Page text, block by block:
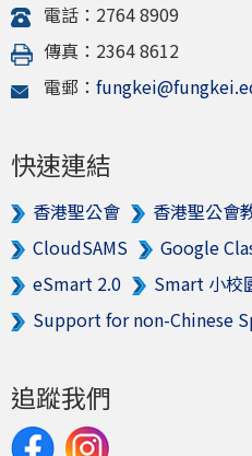
電話：2764 8909
傳真：2364 8612
電郵：
快速連結
香港聖公會
香港聖公會
CloudSAMS
Google
eSmart 2.0
Smart 小校
Support for non-Chinese
追蹤我們